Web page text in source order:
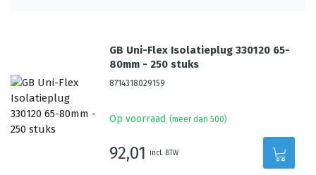
GB Uni-Flex Isolatieplug 330120 65-
80mm - 250 stuks
8714318029159
Op voorraad (meer dan 500)
92,01 incl. BTW